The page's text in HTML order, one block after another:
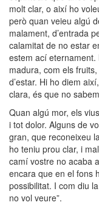
molt clar, o així ho
però quan veieu algú
malament, d’entrada
calamitat de no estar
estem ací
madura, com els
d’estar. Hi ho diem
clara, és que no
Quan algú mor, els
i tot dolor. Alguns de
gran, que reconeixeu
ho teniu prou clar, i
camí vostre no acaba
encara que en el fons
possibilitat. I com diu
no vol veure”.